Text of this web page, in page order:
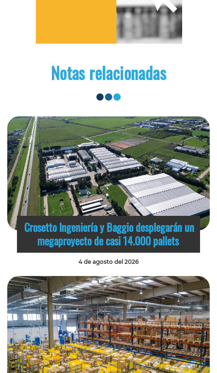
Notas relacionadas
Crosetto Ingeniería y Baggio desplegarán un
megaproyecto de casi 14.000 pallets
4 de agosto del 2026